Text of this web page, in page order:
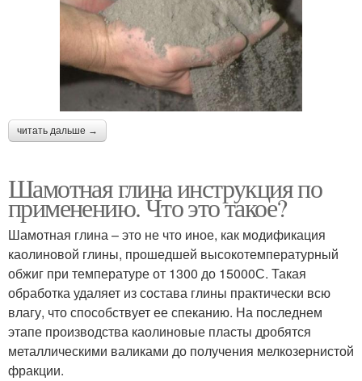
читать дальше →
Шамотная глина инструкция по
применению. Что это такое?
Шамотная глина – это не что иное, как модификация
каолиновой глины, прошедшей высокотемпературный
обжиг при температуре от 1300 до 15000С. Такая
обработка удаляет из состава глины практически всю
влагу, что способствует ее спеканию. На последнем
этапе производства каолиновые пласты дробятся
металлическими валиками до получения мелкозернистой
фракции.